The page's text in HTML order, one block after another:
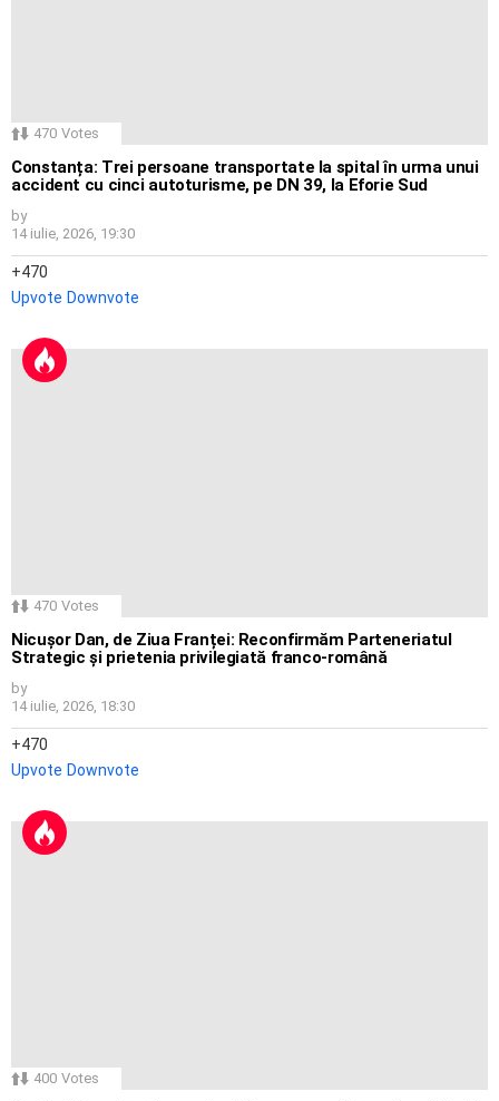
470 Votes
Constanța: Trei persoane transportate la spital în urma unui
accident cu cinci autoturisme, pe DN 39, la Eforie Sud
by
14 iulie, 2026, 19:30
470
Upvote Downvote
470 Votes
Nicușor Dan, de Ziua Franței: Reconfirmăm Parteneriatul
Strategic și prietenia privilegiată franco-română
by
14 iulie, 2026, 18:30
470
Upvote Downvote
400 Votes